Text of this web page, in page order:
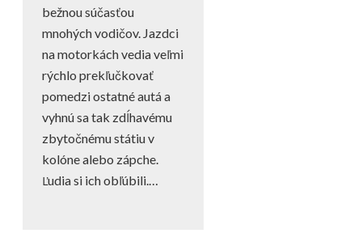
bežnou súčasťou
mnohých vodičov. Jazdci
na motorkách vedia veľmi
rýchlo prekľučkovať
pomedzi ostatné autá a
vyhnú sa tak zdĺhavému
zbytočnému státiu v
kolóne alebo zápche.
Ľudia si ich obľúbili.…